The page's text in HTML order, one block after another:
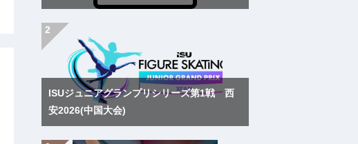
ISUジュニアグランプリシリーズ第1戦 西
安2026(中国大会)